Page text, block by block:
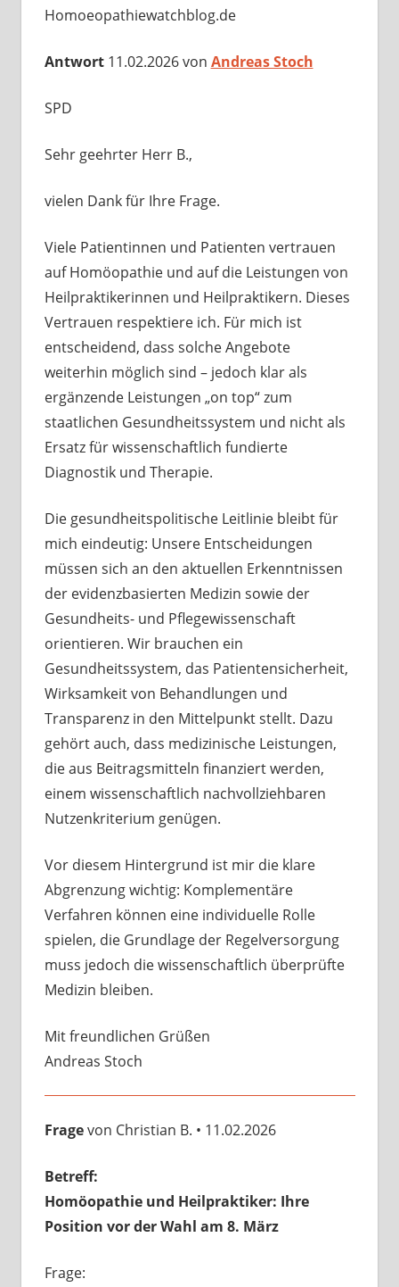
Homoeopathiewatchblog.de
Antwort11.02.2026 von Andreas Stoch
SPD
Sehr geehrter Herr B.,
vielen Dank für Ihre Frage.
Viele Patientinnen und Patienten vertrauen
auf Homöopathie und auf die Leistungen von
Heilpraktikerinnen und Heilpraktikern. Dieses
Vertrauen respektiere ich. Für mich ist
entscheidend, dass solche Angebote
weiterhin möglich sind – jedoch klar als
ergänzende Leistungen „on top“ zum
staatlichen Gesundheitssystem und nicht als
Ersatz für wissenschaftlich fundierte
Diagnostik und Therapie.
Die gesundheitspolitische Leitlinie bleibt für
mich eindeutig: Unsere Entscheidungen
müssen sich an den aktuellen Erkenntnissen
der evidenzbasierten Medizin sowie der
Gesundheits- und Pflegewissenschaft
orientieren. Wir brauchen ein
Gesundheitssystem, das Patientensicherheit,
Wirksamkeit von Behandlungen und
Transparenz in den Mittelpunkt stellt. Dazu
gehört auch, dass medizinische Leistungen,
die aus Beitragsmitteln finanziert werden,
einem wissenschaftlich nachvollziehbaren
Nutzenkriterium genügen.
Vor diesem Hintergrund ist mir die klare
Abgrenzung wichtig: Komplementäre
Verfahren können eine individuelle Rolle
spielen, die Grundlage der Regelversorgung
muss jedoch die wissenschaftlich überprüfte
Medizin bleiben.
Mit freundlichen Grüßen
Andreas Stoch
Fragevon Christian B. • 11.02.2026
Betreff:
Homöopathie und Heilpraktiker: Ihre
Position vor der Wahl am 8. März
Frage: